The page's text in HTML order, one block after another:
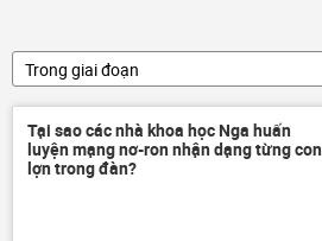
Trong giai đoạn
Tại sao các nhà khoa học Nga huấn
luyện mạng nơ-ron nhận dạng từng con
lợn trong đàn?